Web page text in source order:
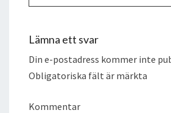
Lämna ett svar
Din e-postadress kommer inte
Obligatoriska fält är märkta
Kommentar